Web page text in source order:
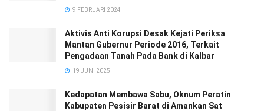
9 FEBRUARI 2024
Aktivis Anti Korupsi Desak Kejati Periksa
Mantan Gubernur Periode 2016, Terkait
Pengadaan Tanah Pada Bank di Kalbar
19 JUNI 2025
Kedapatan Membawa Sabu, Oknum Peratin
Kabupaten Pesisir Barat di Amankan Sat